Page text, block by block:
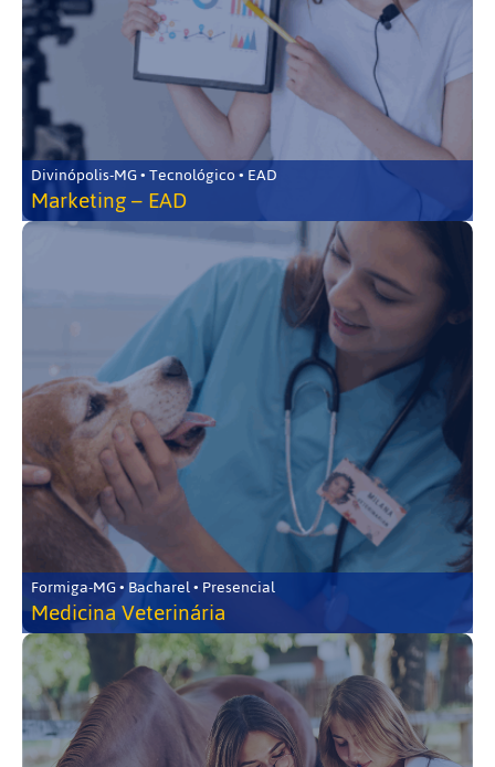
Divinópolis-MG • Tecnológico • EAD
Marketing – EAD
Formiga-MG • Bacharel • Presencial
Medicina Veterinária